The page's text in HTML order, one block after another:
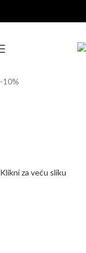
-10%
Klikni za veću sliku